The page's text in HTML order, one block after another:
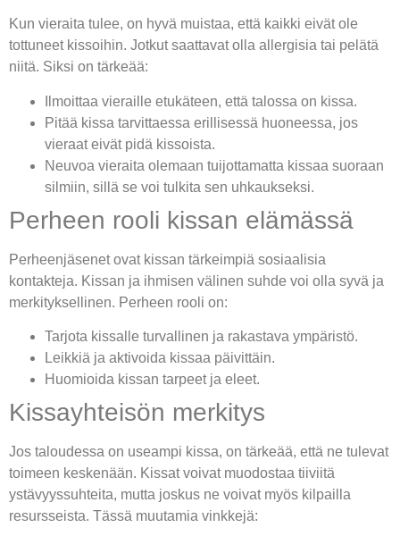
Kun vieraita tulee, on hyvä muistaa, että kaikki eivät ole
tottuneet kissoihin. Jotkut saattavat olla allergisia tai pelätä
niitä. Siksi on tärkeää:
Ilmoittaa vieraille etukäteen, että talossa on kissa.
Pitää kissa tarvittaessa erillisessä huoneessa, jos
vieraat eivät pidä kissoista.
Neuvoa vieraita olemaan tuijottamatta kissaa suoraan
silmiin, sillä se voi tulkita sen uhkaukseksi.
Perheen rooli kissan elämässä
Perheenjäsenet ovat kissan tärkeimpiä sosiaalisia
kontakteja. Kissan ja ihmisen välinen suhde voi olla syvä ja
merkityksellinen. Perheen rooli on:
Tarjota kissalle turvallinen ja rakastava ympäristö.
Leikkiä ja aktivoida kissaa päivittäin.
Huomioida kissan tarpeet ja eleet.
Kissayhteisön merkitys
Jos taloudessa on useampi kissa, on tärkeää, että ne tulevat
toimeen keskenään. Kissat voivat muodostaa tiiviitä
ystävyyssuhteita, mutta joskus ne voivat myös kilpailla
resursseista. Tässä muutamia vinkkejä: